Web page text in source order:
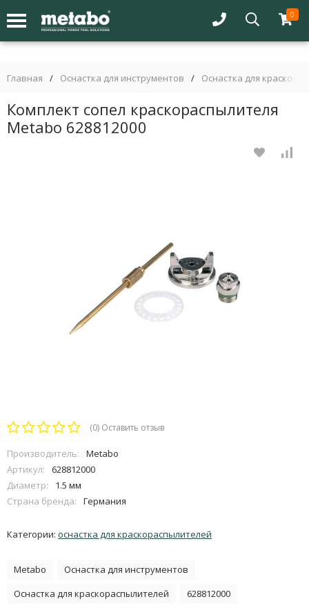
0
Главная / Оснастка для инструментов / Оснастка для
Комплект сопел краскораспылителя
Metabo 628812000
(0) Оставить отзыв
Производитель:
Metabo
Артикул:
628812000
Диаметр:
1.5 мм
Страна бренда:
Германия
Категории: оснастка для краскораспылителей
Metabo
Оснастка для инструментов
Оснастка для краскораспылителей
628812000